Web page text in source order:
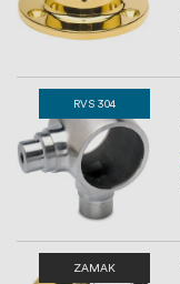
RVS 304
ZAMAK